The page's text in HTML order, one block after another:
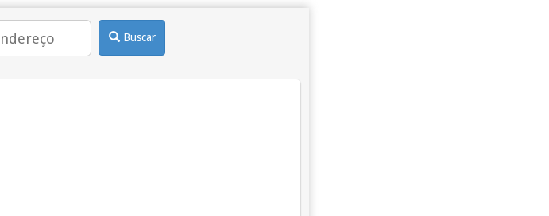
Buscar